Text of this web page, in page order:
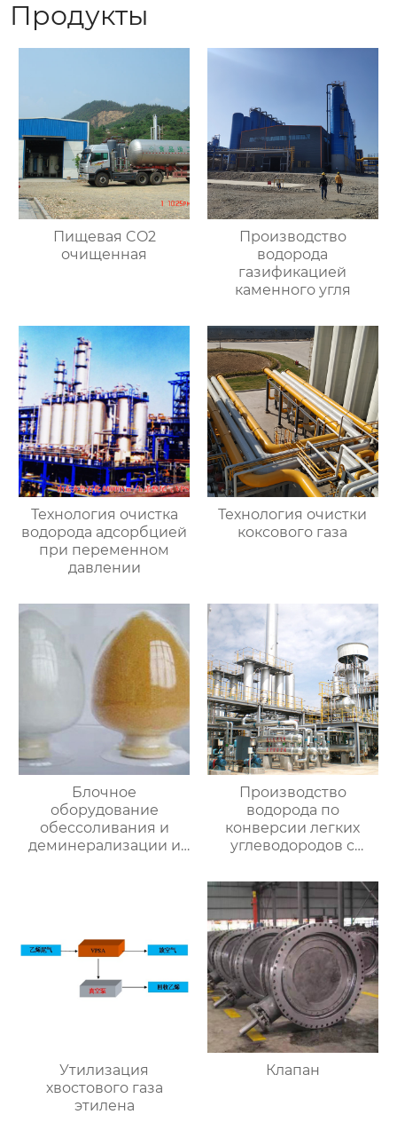
Продукты
Пищевая CO2
очищенная
Производство
водорода
газификацией
каменного угля
Технология очистка
водорода адсорбцией
при переменном
давлении
Технология очистки
коксового газа
Блочное
оборудование
обессоливания и
деминерализации и
Производство
водорода по
конверсии легких
углеводородов с
Утилизация
хвостового газа
этилена
Клапан